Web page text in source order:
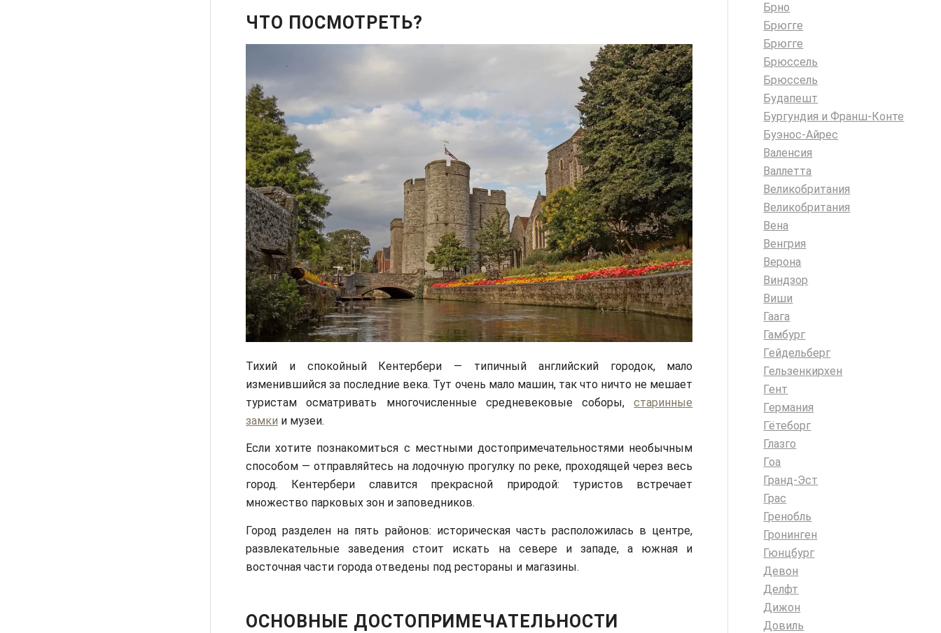
ЧТО ПОСМОТРЕТЬ?
Тихий и спокойный Кентербери — типичный английский городок, мало
изменившийся за последние века. Тут очень мало машин, так что ничто не мешает
туристам осматривать многочисленные средневековые соборы,старинные
замки и музеи.
Если хотите познакомиться с местными достопримечательностями необычным
способом — отправляйтесь на лодочную прогулку по реке, проходящей через весь
город. Кентербери славится прекрасной природой: туристов встречает
множество парковых зон и заповедников.
Город разделен на пять районов: историческая часть расположилась в центре,
развлекательные заведения стоит искать на севере и западе, а южная и
восточная части города отведены под рестораны и магазины.
ОСНОВНЫЕ ДОСТОПРИМЕЧАТЕЛЬНОСТИ
Брно
Брюгге
Брюгге
Брюссель
Брюссель
Будапешт
Бургундия и Франш-Конте
Буэнос-Айрес
Валенсия
Валлетта
Великобритания
Великобритания
Вена
Венгрия
Верона
Виндзор
Виши
Гаага
Гамбург
Гейдельберг
Гельзенкирхен
Гент
Германия
Гётеборг
Глазго
Гоа
Гранд-Эст
Грас
Гренобль
Гронинген
Гюнцбург
Девон
Делфт
Дижон
Довиль